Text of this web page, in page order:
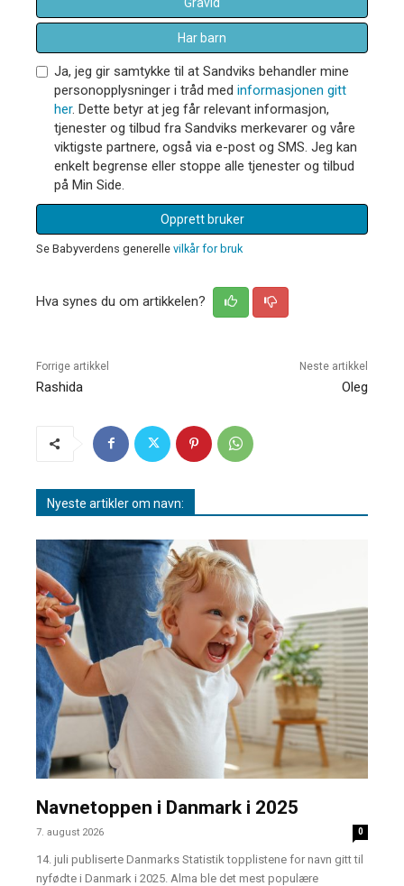
Har barn
Ja, jeg gir samtykke til at Sandviks behandler mine
personopplysninger i tråd med informasjonen gitt
her. Dette betyr at jeg får relevant informasjon,
tjenester og tilbud fra Sandviks merkevarer og våre
viktigste partnere, også via e-post og SMS. Jeg kan
enkelt begrense eller stoppe alle tjenester og tilbud
på Min Side.
Opprett bruker
Se Babyverdens generelle vilkår for bruk
Hva synes du om artikkelen?
Forrige artikkel
Rashida
Neste artikkel
Oleg
Nyeste artikler om navn:
Navnetoppen i Danmark i 2025
7. august 2026 0
14. juli publiserte Danmarks Statistik topplistene for navn gitt til
nyfødte i Danmark i 2025. Alma ble det mest populære